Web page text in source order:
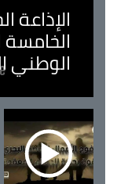
الإذاعة
الوطني